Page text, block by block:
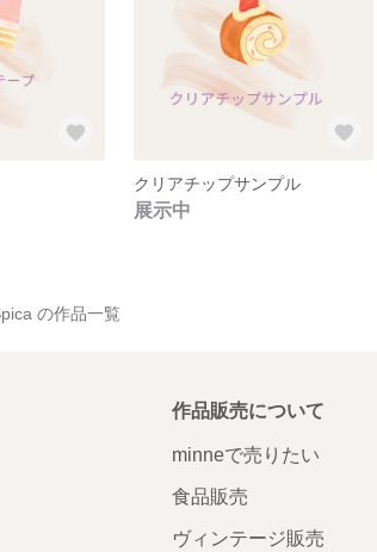
クリアチップサンプル
展示中
の作品一覧
作品販売について
minneで売りたい
食品販売
ヴィンテージ販売